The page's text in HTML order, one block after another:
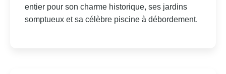
entier pour son charme historique, ses jardins
somptueux et sa célèbre piscine à débordement.